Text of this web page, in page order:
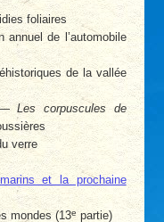
foliaires
annuel de l’automobile
de la vallée
Les corpuscules de
verre
et la prochaine
mondes (13e partie)